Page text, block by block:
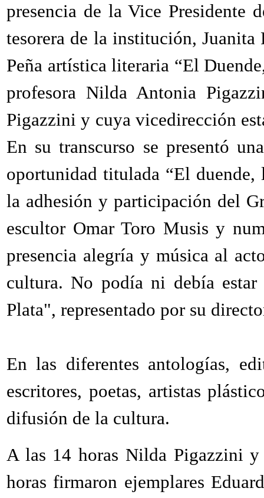
presencia de la Vice Presidente
tesorera de la institución,
Peña artística literaria “El
profesora Nilda Antonia
Pigazzini y cuya vicedirección
En su transcurso se presentó
oportunidad titulada “El
la adhesión y participación del
escultor Omar Toro Musis y
presencia alegría y música al
cultura. No podía ni debía
Plata", representado por su
En las diferentes antologías,
escritores, poetas, artistas
difusión de la cultura.
A las 14 horas Nilda Pigazzini
horas firmaron ejemplares